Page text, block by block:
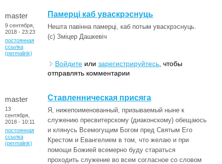
master
9 сентября,
2018 - 23:23
постоянная
ссылка
(permalink)
Памерці каб уваскрэснуць
Нешта павінна памерці, каб потым уваскрэснуць.
(c) Зміцер Дашкевіч
Войдите или зарегистрируйтесь , чтобы
отправлять комментарии
master
13
сентября,
2018 - 10:11
постоянная
ссылка
(permalink)
Ставленническая присяга
Я, нижепоименованный, призываемый ныне к
служению пресвитерскому (диаконскому) обещаюсь
и клянусь Всемогущим Богом пред Святым Его
Крестом и Евангелием в том, что желаю и при
помощи Божией всемерно буду стараться
проходить служение во всем согласное со словом